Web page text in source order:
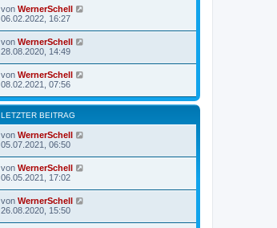
von WernerSchell
06.02.2022, 16:27
von WernerSchell
28.08.2020, 14:49
von WernerSchell
08.02.2021, 07:56
LETZTER BEITRAG
von WernerSchell
05.07.2021, 06:50
von WernerSchell
06.05.2021, 17:02
von WernerSchell
26.08.2020, 15:50